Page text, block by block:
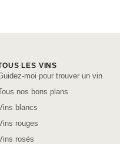
LES VINS
moi pour trouver un vin
nos bons plans
blancs
rouges
rosés